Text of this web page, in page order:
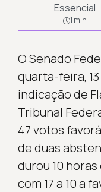
Essencial
1 min
O Senado
quarta-feira,
indicação de
Tribunal
47 votos
de duas
durou 10
com 17 a 10 a